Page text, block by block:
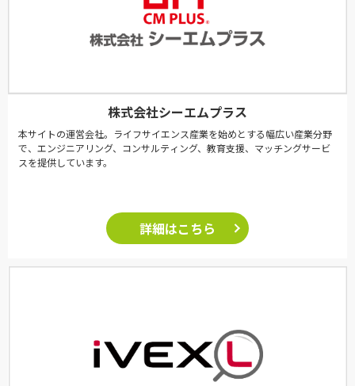
株式会社シーエムプラス
本サイトの運営会社。ライフサイエンス産業を始めとする幅広い産業分野
で、エンジニアリング、コンサルティング、教育支援、マッチングサービ
スを提供しています。
詳細はこちら